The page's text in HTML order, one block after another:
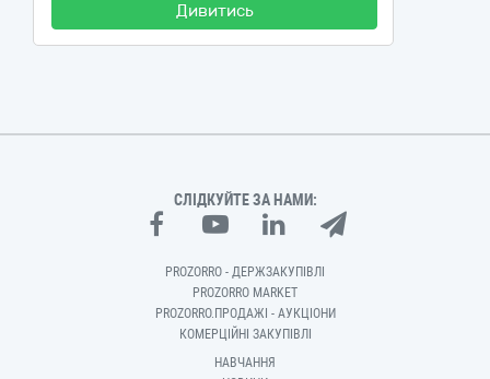
Дивитись
СЛІДКУЙТЕ ЗА НАМИ:
PROZORRO - ДЕРЖЗАКУПІВЛІ
PROZORRO MARKET
PROZORRO.ПРОДАЖІ - АУКЦІОНИ
КОМЕРЦІЙНІ ЗАКУПІВЛІ
НАВЧАННЯ